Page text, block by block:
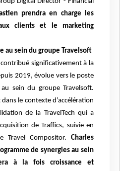
prendra en charge les
clients et le marketing
au sein du groupe Travelsoft
significativement à la
2019, évolue vers le poste
sein du groupe Travelsoft.
le contexte d’accélération
de la TravelTech qui a
de Traffics, suivie en
Travel Compositor. Charles
de synergies au sein
à la fois croissance et